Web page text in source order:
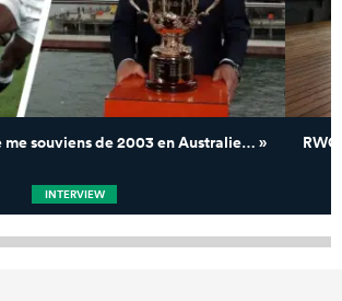
me souviens de 2003 en Australie… »
INTERVIEW